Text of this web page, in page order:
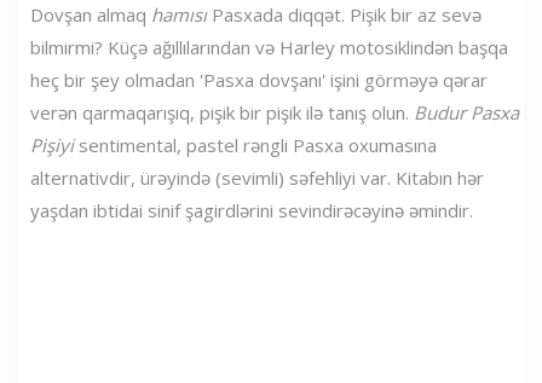
Dovşan almaq hamısıPasxada diqqət. Pişik bir az sevə
bilmirmi? Küçə ağıllılarından və Harley motosiklindən başqa
heç bir şey olmadan 'Pasxa dovşanı' işini görməyə qərar
verən qarmaqarışıq, pişik bir pişik ilə tanış olun. Budur Pasxa
Pişiyisentimental, pastel rəngli Pasxa oxumasına
alternativdir, ürəyində (sevimli) səfehliyi var. Kitabın hər
yaşdan ibtidai sinif şagirdlərini sevindirəcəyinə əmindir.